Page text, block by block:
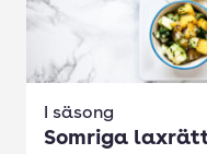
I säsong
Somriga